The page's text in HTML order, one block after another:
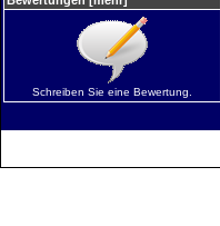
Schreiben Sie eine Bewertung.